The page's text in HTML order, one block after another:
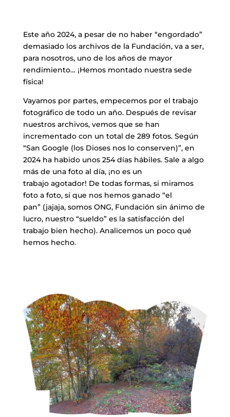
Este año 2024, a pesar de no haber “engordado”
demasiado los archivos de la Fundación, va a ser,
para nosotros, uno de los años de mayor
rendimiento… ¡Hemos montado nuestra sede
física!
​Vayamos por partes, empecemos por el trabajo
fotográfico de todo un año. Después de revisar
nuestros archivos, vemos que se han
incrementado con un total de 289 fotos. Según
“San Google (los Dioses nos lo conserven)”, en
2024 ha habido unos 254 días hábiles. Sale a algo
más de una foto al día, ¡no es un
trabajo agotador! De todas formas, si miramos
foto a foto, sí que nos hemos ganado “el
pan” (jajaja, somos ONG, Fundación sin ánimo de
lucro, nuestro “sueldo” es la satisfacción del
trabajo bien hecho). Analicemos un poco qué
hemos hecho.